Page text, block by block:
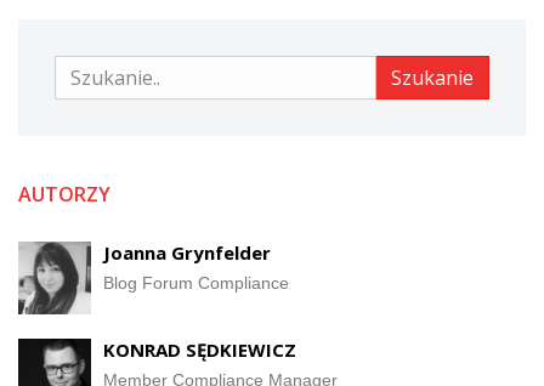
Szukanie Szukanie
AUTORZY
Joanna Grynfelder
Blog Forum Compliance
KONRAD SĘDKIEWICZ
Member Compliance Manager